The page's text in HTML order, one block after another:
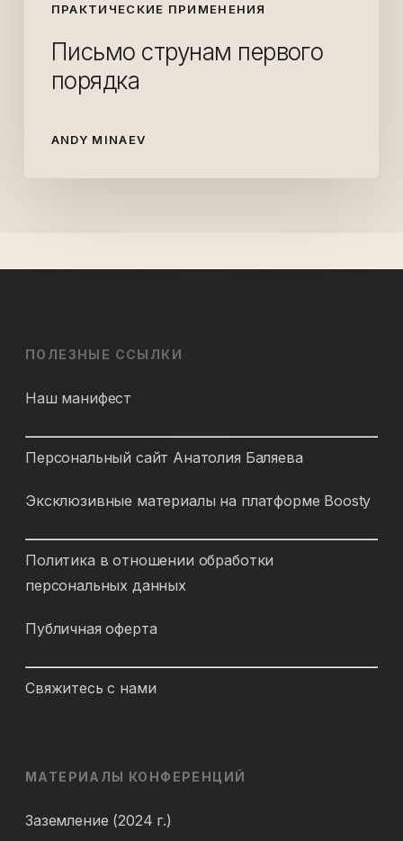
ПРАКТИЧЕСКИЕ ПРИМЕНЕНИЯ
Письмо струнам первого
порядка
ANDY MINAEV
ПОЛЕЗНЫЕ ССЫЛКИ
Наш манифест
Персональный сайт Анатолия Баляева
Эксклюзивные материалы на платформе Boosty
Политика в отношении обработки
персональных данных
Публичная оферта
Свяжитесь с нами
МАТЕРИАЛЫ КОНФЕРЕНЦИЙ
Заземление (2024 г.)